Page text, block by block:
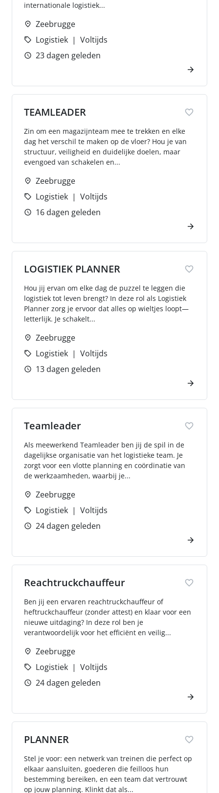
internationale logistiek...
Zeebrugge
Logistiek
Voltijds
23 dagen geleden
TEAMLEADER
Zin om een magazijnteam mee te trekken en elke
dag het verschil te maken op de vloer? Hou je van
structuur, veiligheid en duidelijke doelen, maar
evengoed van schakelen en...
Zeebrugge
Logistiek
Voltijds
16 dagen geleden
LOGISTIEK PLANNER
Hou jij ervan om elke dag de puzzel te leggen die
logistiek tot leven brengt? In deze rol als Logistiek
Planner zorg je ervoor dat alles op wieltjes loopt—
letterlijk. Je schakelt...
Zeebrugge
Logistiek
Voltijds
13 dagen geleden
Teamleader
Als meewerkend Teamleader ben jij de spil in de
dagelijkse organisatie van het logistieke team. Je
zorgt voor een vlotte planning en coördinatie van
de werkzaamheden, waarbij je...
Zeebrugge
Logistiek
Voltijds
24 dagen geleden
Reachtruckchauffeur
Ben jij een ervaren reachtruckchauffeur of
heftruckchauffeur (zonder attest) en klaar voor een
nieuwe uitdaging? In deze rol ben je
verantwoordelijk voor het efficiënt en veilig...
Zeebrugge
Logistiek
Voltijds
24 dagen geleden
PLANNER
Stel je voor: een netwerk van treinen die perfect op
elkaar aansluiten, goederen die feilloos hun
bestemming bereiken, en een team dat vertrouwt
op jouw planning. Klinkt dat als...